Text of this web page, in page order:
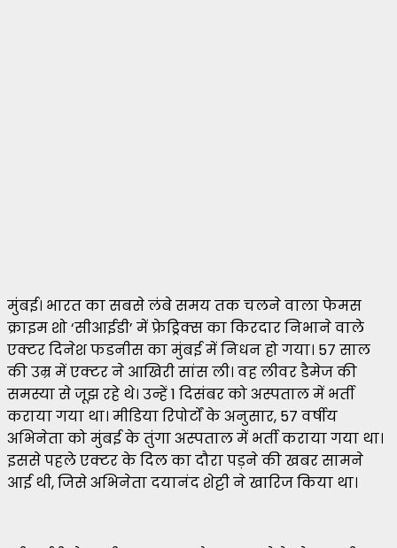
मुंबई। भारत का सबसे लंबे समय तक चलने वाला फेमस
क्राइम शो ‘सीआईडी’ में फ्रेड्रिक्स का किरदार निभाने वाले
एक्टर दिनेश फडनीस का मुंबई में निधन हो गया। 57 साल
की उम्र में एक्टर ने आखिरी सांस ली। वह लीवर डैमेज की
समस्या से जूझ रहे थे। उन्हें 1 दिसंबर को अस्पताल में भर्ती
कराया गया था। मीडिया रिपोर्टों के अनुसार, 57 वर्षीय
अभिनेता को मुंबई के तुंगा अस्पताल में भर्ती कराया गया था।
इससे पहले एक्टर के दिल का दौरा पड़ने की खबर सामने
आई थी, जिसे अभिनेता दयानंद शेट्टी ने खारिज किया था।